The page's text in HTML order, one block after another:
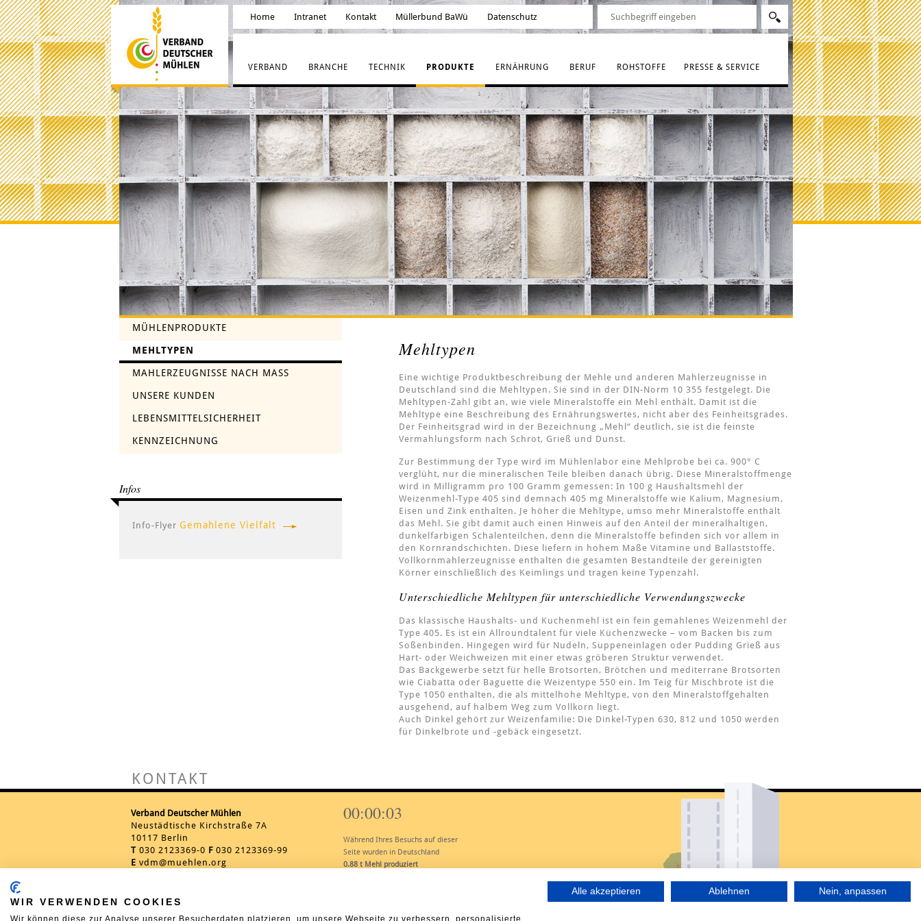
Home Intranet Kontakt Müllerbund BaWü Datenschutz
VERBAND BRANCHE TECHNIK PRODUKTE ERNÄHRUNG BERUF ROHSTOFFE PRESSE & SERVICE
MÜHLENPRODUKTE
MEHLTYPEN
MAHLERZEUGNISSE NACH MASS
UNSERE KUNDEN
LEBENSMITTELSICHERHEIT
KENNZEICHNUNG
Infos
Info-Flyer Gemahlene Vielfalt
Mehltypen
Eine wichtige Produktbeschreibung der Mehle und anderen Mahlerzeugnisse in
Deutschland sind die Mehltypen. Sie sind in der DIN-Norm 10 355 festgelegt. Die
Mehltypen-Zahl gibt an, wie viele Mineralstoffe ein Mehl enthält. Damit ist die
Mehltype eine Beschreibung des Ernährungswertes, nicht aber des Feinheitsgrades.
Der Feinheitsgrad wird in der Bezeichnung „Mehl“ deutlich, sie ist die feinste
Vermahlungsform nach Schrot, Grieß und Dunst.
Zur Bestimmung der Type wird im Mühlenlabor eine Mehlprobe bei ca. 900° C
verglüht, nur die mineralischen Teile bleiben danach übrig. Diese Mineralstoffmenge
wird in Milligramm pro 100 Gramm gemessen: In 100 g Haushaltsmehl der
Weizenmehl-Type 405 sind demnach 405 mg Mineralstoffe wie Kalium, Magnesium,
Eisen und Zink enthalten. Je höher die Mehltype, umso mehr Mineralstoffe enthält
das Mehl. Sie gibt damit auch einen Hinweis auf den Anteil der mineralhaltigen,
dunkelfarbigen Schalenteilchen, denn die Mineralstoffe befinden sich vor allem in
den Kornrandschichten. Diese liefern in hohem Maße Vitamine und Ballaststoffe.
Vollkornmahlerzeugnisse enthalten die gesamten Bestandteile der gereinigten
Körner einschließlich des Keimlings und tragen keine Typenzahl.
Unterschiedliche Mehltypen für unterschiedliche Verwendungszwecke
Das klassische Haushalts- und Kuchenmehl ist ein fein gemahlenes Weizenmehl der
Type 405. Es ist ein Allroundtalent für viele Küchenzwecke – vom Backen bis zum
Soßenbinden. Hingegen wird für Nudeln, Suppeneinlagen oder Pudding Grieß aus
Hart- oder Weichweizen mit einer etwas gröberen Struktur verwendet.
Das Backgewerbe setzt für helle Brotsorten, Brötchen und mediterrane Brotsorten
wie Ciabatta oder Baguette die Weizentype 550 ein. Im Teig für Mischbrote ist die
Type 1050 enthalten, die als mittelhohe Mehltype, von den Mineralstoffgehalten
ausgehend, auf halbem Weg zum Vollkorn liegt.
Auch Dinkel gehört zur Weizenfamilie: Die Dinkel-Typen 630, 812 und 1050 werden
für Dinkelbrote und -gebäck eingesetzt.
KONTAKT
Verband Deutscher Mühlen
Neustädtische Kirchstraße 7A
10117 Berlin
T 030 2123369-0 F 030 2123369-99
E vdm@muehlen.org
00:00:04
Während Ihres Besuchs auf dieser
Seite wurden in Deutschland
1.10 t Mehl produziert
WIR VERWENDEN COOKIES
Wir können diese zur Analyse unserer Besucherdaten platzieren, um unsere Webseite zu verbessern, personalisierte
Alle akzeptieren Ablehnen Nein, anpassen